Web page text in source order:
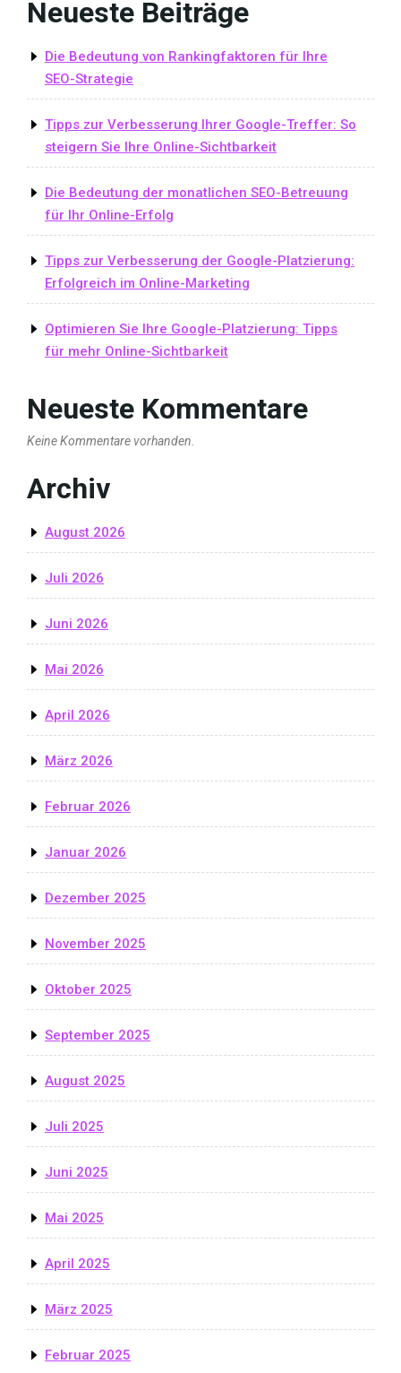
Neueste Beiträge
Die Bedeutung von Rankingfaktoren für Ihre
SEO-Strategie
Tipps zur Verbesserung Ihrer Google-Treffer: So
steigern Sie Ihre Online-Sichtbarkeit
Die Bedeutung der monatlichen SEO-Betreuung
für Ihr Online-Erfolg
Tipps zur Verbesserung der Google-Platzierung:
Erfolgreich im Online-Marketing
Optimieren Sie Ihre Google-Platzierung: Tipps
für mehr Online-Sichtbarkeit
Neueste Kommentare
Keine Kommentare vorhanden.
Archiv
August 2026
Juli 2026
Juni 2026
Mai 2026
April 2026
März 2026
Februar 2026
Januar 2026
Dezember 2025
November 2025
Oktober 2025
September 2025
August 2025
Juli 2025
Juni 2025
Mai 2025
April 2025
März 2025
Februar 2025